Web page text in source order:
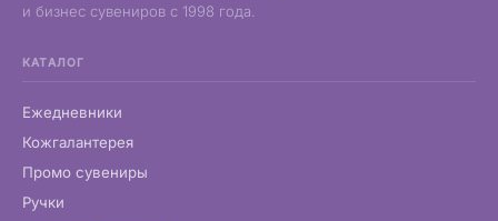
и бизнес сувениров с 1998 года.
КАТАЛОГ
Ежедневники
Кожгалантерея
Промо сувениры
Ручки